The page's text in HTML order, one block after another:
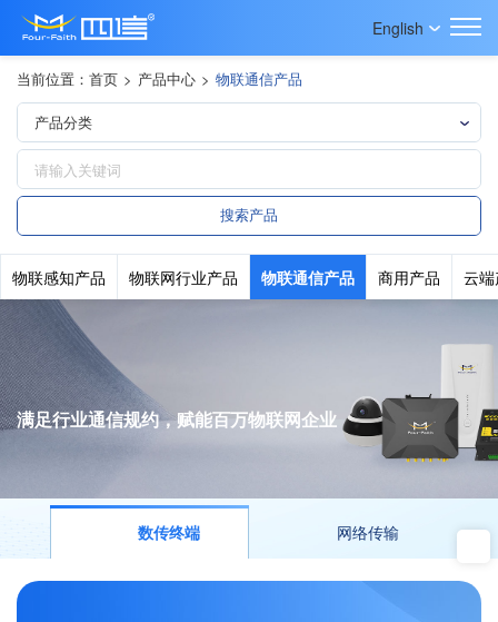
English
当前位置： 首页 > 产品中心 > 物联通信产品
物联感知产品 物联网行业产品 物联通信产品 商用产品 云
满足行业通信规约，赋能百万物联网企业
数传终端 网络传输